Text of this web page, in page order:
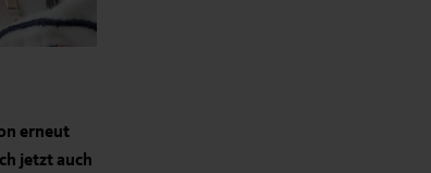
erneut
jetzt auch